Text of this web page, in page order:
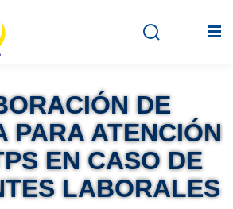
Inicio
En vivo
Grabados
DE
PARA ATENCIÓN
EN CASO DE
LABORALES